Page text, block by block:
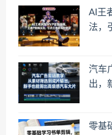
AI王
法，
汽车
出，
零基